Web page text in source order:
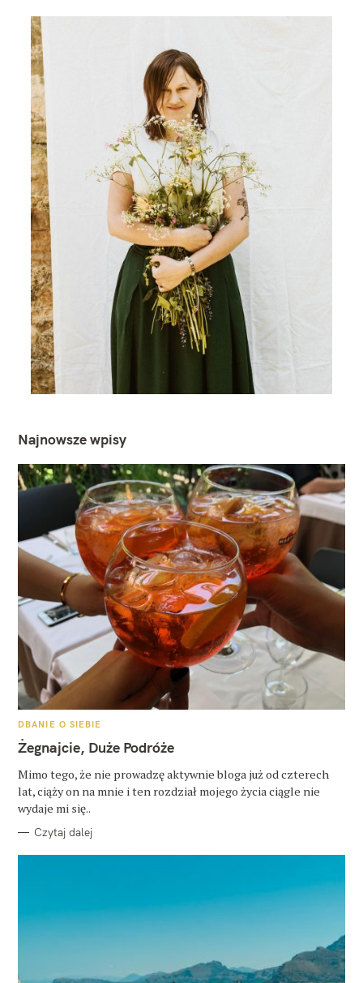
Najnowsze wpisy
K
T
E
O
R
I
DBANIE O SIEBIE
Żegnajcie, Duże Podróże
Mimo tego, że nie prowadzę aktywnie bloga już od czterech
lat, ciąży on na mnie i ten rozdział mojego życia ciągle nie
wydaje mi się..
Czytaj dalej